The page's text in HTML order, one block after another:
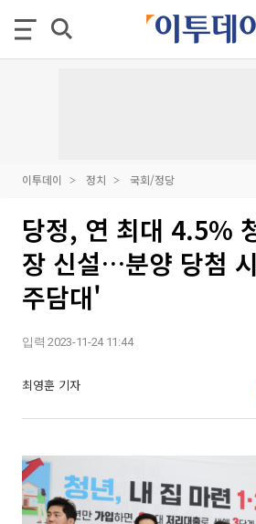
이투데이 정치 국회/정당
당정, 연 최대 4.5%
장 신설…분양 당첨
주담대'
입력 2023-11-24 11:44
최영훈 기자